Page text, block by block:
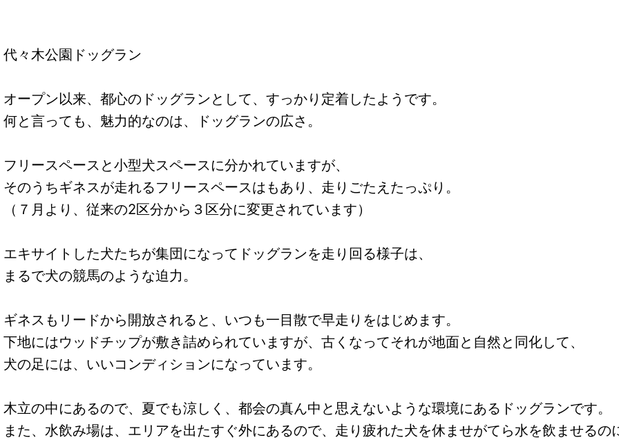
代々木公園ドッグラン
オープン以来、都心のドッグランとして、すっかり定着したようです。
何と言っても、魅力的なのは、ドッグランの広さ。
フリースペースと小型犬スペースに分かれていますが、
そのうちギネスが走れるフリースペースはもあり、走りごたえたっぷり。
（７月より、従来の2区分から３区分に変更されています）
エキサイトした犬たちが集団になってドッグランを走り回る様子は、
まるで犬の競馬のような迫力。
ギネスもリードから開放されると、いつも一目散で早走りをはじめます。
下地にはウッドチップが敷き詰められていますが、古くなってそれが地面と自然と同化して、
犬の足には、いいコンディションになっています。
木立の中にあるので、夏でも涼しく、都会の真ん中と思えないような環境にあるドッグランです。
また、水飲み場は、エリアを出たすぐ外にあるので、走り疲れた犬を休ませがてら水を飲ませるの